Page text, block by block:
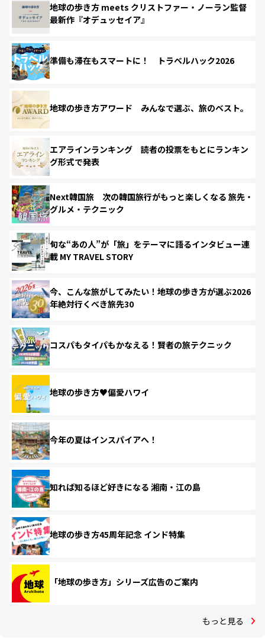
地球の歩き方 meets クリストファー・ノーラン監督
最新作『オデュッセイア』
準備も滞在もスマートに！ トラベルハック2026
地球の歩き方アワード みんなで選ぶ、旅のベスト。
エアラインランキング 読者の投票をもとにランキン
グ形式で発表
Next韓国旅 次の韓国旅行がもっと楽しくなる 旅先・
グルメ・テクニック
旬な“あの人”が「旅」をテーマに語るインタビュー連
載 MY TRAVEL STORY
今、こんな旅がしてみたい！地球の歩き方が選ぶ2026
年絶対行くべき旅先30
コスパもタイパもかなえる！賢者の旅テクニック
地球の歩き方♥偏愛ハワイ
今年の夏はインスパイアへ！
知れば知るほど好きになる 湘南・江の島
地球の歩き方45周年記念 インド特集
「地球の歩き方」シリーズ広告のご案内
もっと見る